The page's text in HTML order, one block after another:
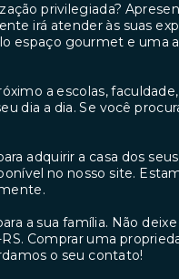
privilegiada?
irá atender às suas
espaço gourmet e uma
a escolas,
dia a dia. Se você
adquirir a casa dos
no nosso site.
a sua família. Não
Comprar uma
o seu contato!